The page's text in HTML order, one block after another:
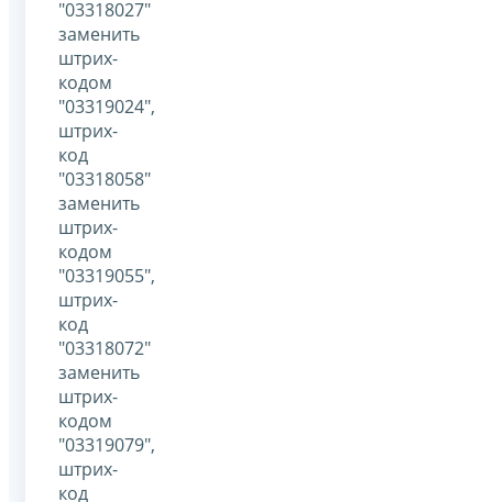
"03318027"
заменить
штрих-
кодом
"03319024",
штрих-
код
"03318058"
заменить
штрих-
кодом
"03319055",
штрих-
код
"03318072"
заменить
штрих-
кодом
"03319079",
штрих-
код